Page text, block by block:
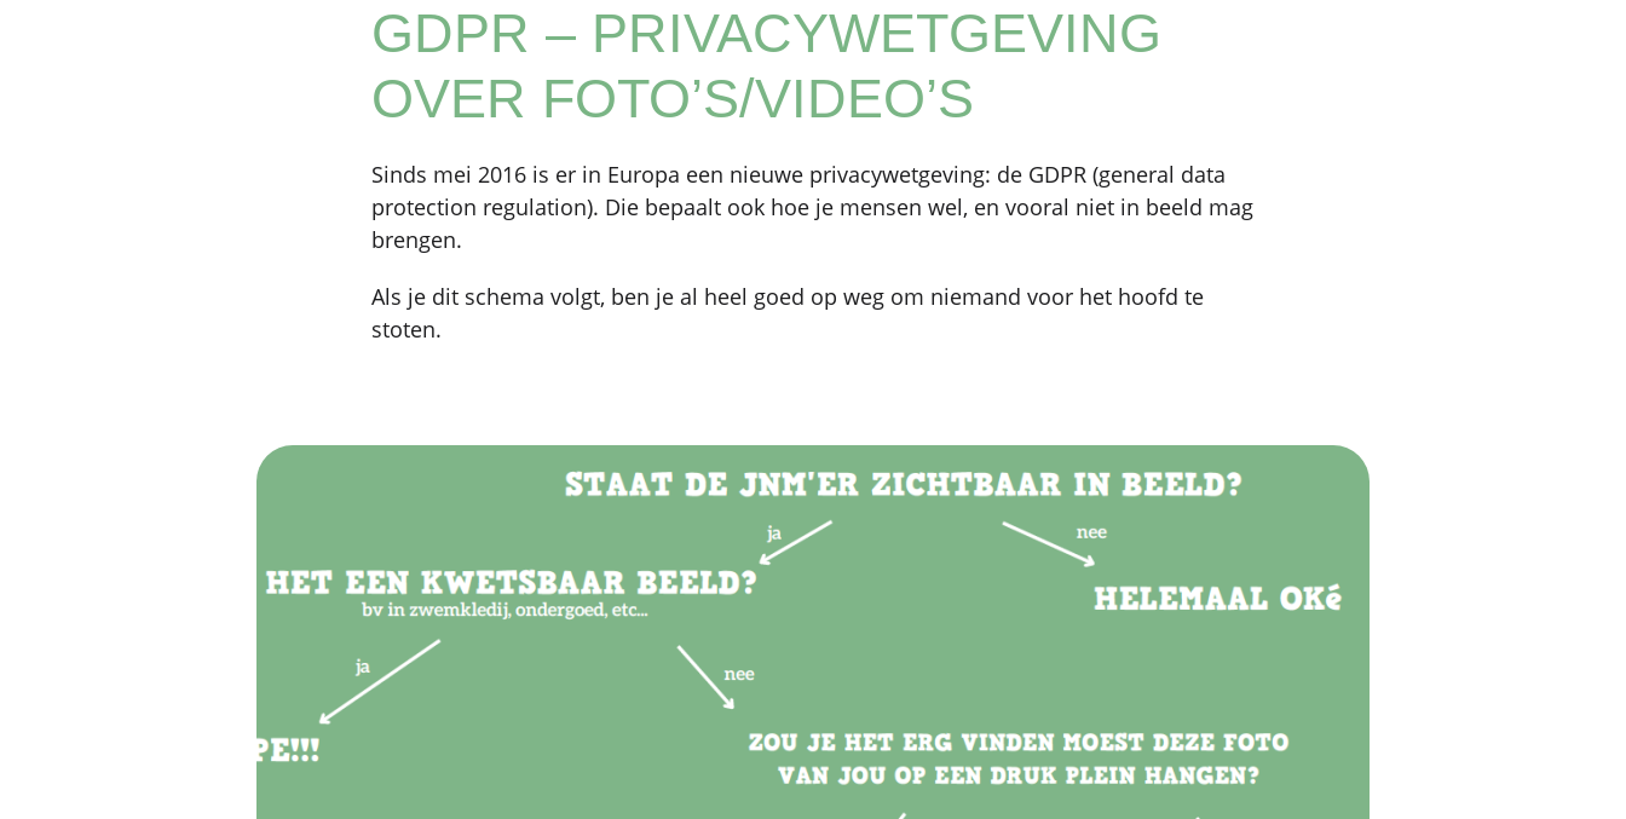
GDPR – PRIVACYWETGEVING
OVER FOTO’S/VIDEO’S
Sinds mei 2016 is er in Europa een nieuwe privacywetgeving: de GDPR (general data
protection regulation). Die bepaalt ook hoe je mensen wel, en vooral niet in beeld mag
brengen.
Als je dit schema volgt, ben je al heel goed op weg om niemand voor het hoofd te
stoten.